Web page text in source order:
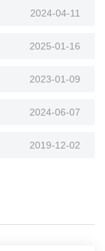
2024-04-11
2025-01-16
2023-01-09
2024-06-07
2019-12-02